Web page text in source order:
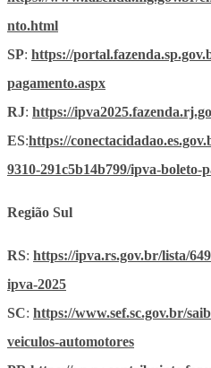
nto.html
SP: https://
pagamento.aspx
RJ: https://
ES:https://
9310-291c5b14b799/ipva-boleto-
Região Sul
RS: https://ipva.rs.gov.br/lista/
ipva-2025
SC: https://www.sef.sc.gov.br/
veiculos-automotores